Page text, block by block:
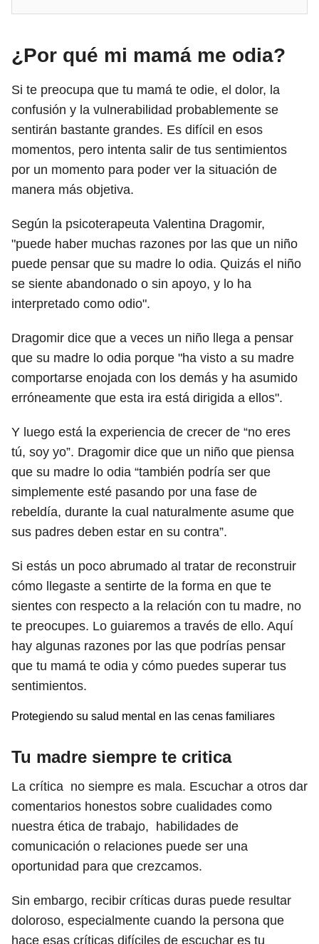
¿Por qué mi mamá me odia?
Si te preocupa que tu mamá te odie, el dolor, la
confusión y la vulnerabilidad probablemente se
sentirán bastante grandes. Es difícil en esos
momentos, pero intenta salir de tus sentimientos
por un momento para poder ver la situación de
manera más objetiva.
Según la psicoterapeuta Valentina Dragomir,
"puede haber muchas razones por las que un niño
puede pensar que su madre lo odia. Quizás el niño
se siente abandonado o sin apoyo, y lo ha
interpretado como odio".
Dragomir dice que a veces un niño llega a pensar
que su madre lo odia porque "ha visto a su madre
comportarse enojada con los demás y ha asumido
erróneamente que esta ira está dirigida a ellos".
Y luego está la experiencia de crecer de “no eres
tú, soy yo”. Dragomir dice que un niño que piensa
que su madre lo odia “también podría ser que
simplemente esté pasando por una fase de
rebeldía, durante la cual naturalmente asume que
sus padres deben estar en su contra”.
Si estás un poco abrumado al tratar de reconstruir
cómo llegaste a sentirte de la forma en que te
sientes con respecto a la relación con tu madre, no
te preocupes. Lo guiaremos a través de ello. Aquí
hay algunas razones por las que podrías pensar
que tu mamá te odia y cómo puedes superar tus
sentimientos.
Protegiendo su salud mental en las cenas familiares
Tu madre siempre te critica
La crítica no siempre es mala. Escuchar a otros dar
comentarios honestos sobre cualidades como
nuestra ética de trabajo, habilidades de
comunicación o relaciones puede ser una
oportunidad para que crezcamos.
Sin embargo, recibir críticas duras puede resultar
doloroso, especialmente cuando la persona que
hace esas críticas difíciles de escuchar es tu